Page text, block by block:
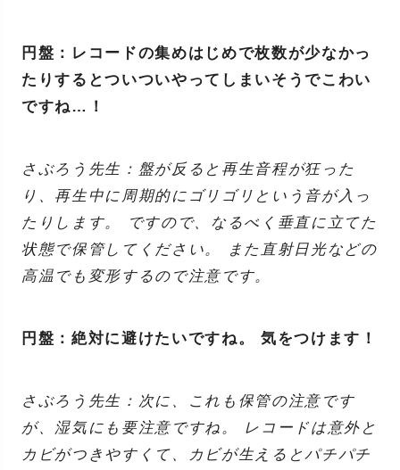
円盤：レコードの集めはじめで枚数が少なかっ
たりするとついついやってしまいそうでこわい
ですね…！
さぶろう先生：盤が反ると再生音程が狂った
り、再生中に周期的にゴリゴリという音が入っ
たりします。 ですので、なるべく垂直に立てた
状態で保管してください。 また直射日光などの
高温でも変形するので注意です。
円盤：絶対に避けたいですね。 気をつけます！
さぶろう先生：次に、これも保管の注意です
が、湿気にも要注意ですね。 レコードは意外と
カビがつきやすくて、カビが生えるとパチパチ